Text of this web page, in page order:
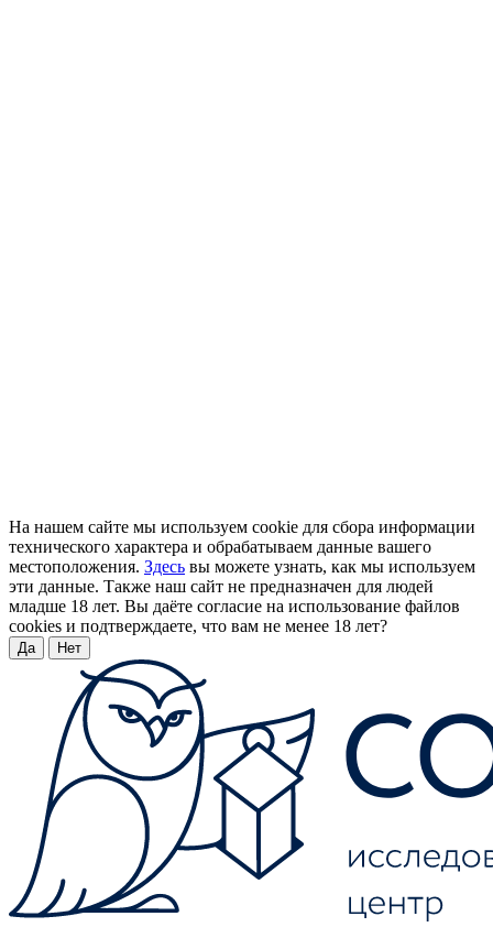
На нашем сайте мы используем cookie для сбора информации
технического характера и обрабатываем данные вашего
местоположения. Здесь вы можете узнать, как мы используем
эти данные. Также наш сайт не предназначен для людей
младше 18 лет. Вы даёте согласие на использование файлов
cookies и подтверждаете, что вам не менее 18 лет?
Да Нет